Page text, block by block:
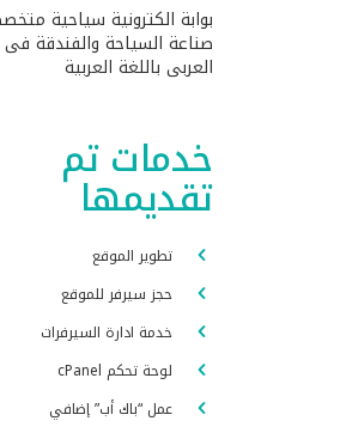
بوابة الكترونية سياحية
صناعة السياحة والفندقة فى
العربى باللغة العربية
خدمات تم
تقديمها
تطوير الموقع
حجز سيرفر للموقع
خدمة ادارة السيرفرات
لوحة تحكم cPanel
عمل “باك أب” إضافي